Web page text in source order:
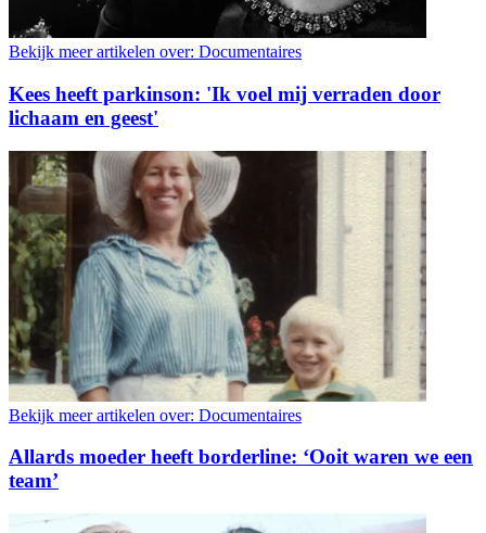
Bekijk meer artikelen over: Documentaires
Kees heeft parkinson: 'Ik voel mij verraden door
lichaam en geest'
Bekijk meer artikelen over: Documentaires
Allards moeder heeft borderline: ‘Ooit waren we een
team’